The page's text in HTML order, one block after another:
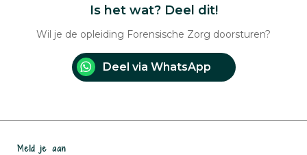
Is het wat? Deel dit!
Wil je de opleiding Forensische Zorg doorsturen?
Deel via WhatsApp
Meld je aan